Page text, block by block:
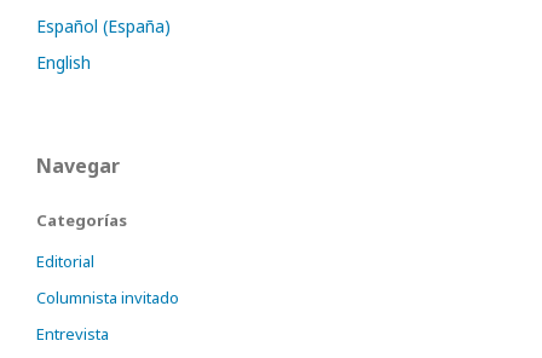
Español (España)
English
Navegar
Categorías
Editorial
Columnista invitado
Entrevista